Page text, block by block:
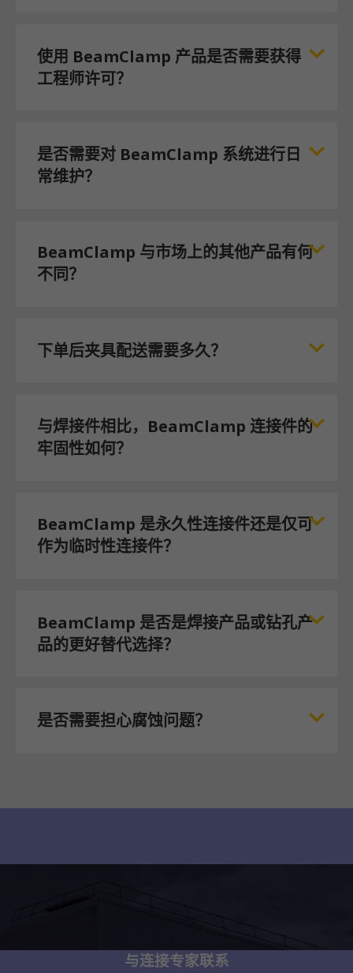
使用 BeamClamp 产品是否需要获得
工程师许可？
是否需要对 BeamClamp 系统进行日
常维护？
BeamClamp 与市场上的其他产品有何
不同？
下单后夹具配送需要多久？
与焊接件相比，BeamClamp 连接件的
牢固性如何？
BeamClamp 是永久性连接件还是仅可
作为临时性连接件？
BeamClamp 是否是焊接产品或钻孔产
品的更好替代选择？
是否需要担心腐蚀问题？
与连接专家联系